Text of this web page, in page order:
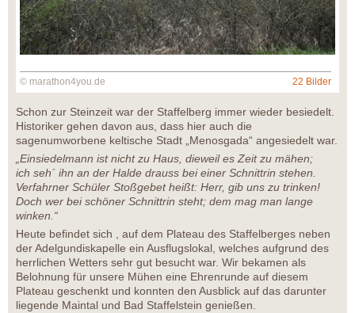
© marathon4you.de 22 Bilder
Schon zur Steinzeit war der Staffelberg immer wieder besiedelt.
Historiker gehen davon aus, dass hier auch die
sagenumworbene keltische Stadt „Menosgada“ angesiedelt war.
„Einsiedelmann ist nicht zu Haus, dieweil es Zeit zu mähen;
ich seh´ ihn an der Halde drauss bei einer Schnittrin stehen.
Verfahrner Schüler Stoßgebet heißt: Herr, gib uns zu trinken!
Doch wer bei schöner Schnittrin steht; dem mag man lange
winken.“
Heute befindet sich , auf dem Plateau des Staffelberges neben
der Adelgundiskapelle ein Ausflugslokal, welches aufgrund des
herrlichen Wetters sehr gut besucht war. Wir bekamen als
Belohnung für unsere Mühen eine Ehrenrunde auf diesem
Plateau geschenkt und konnten den Ausblick auf das darunter
liegende Maintal und Bad Staffelstein genießen.